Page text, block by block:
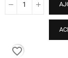
favorite_border